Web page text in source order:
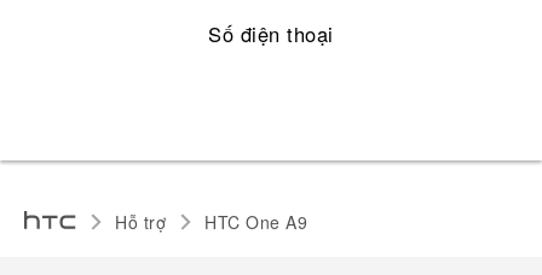
Số điện thoại
Hỗ trợ HTC One A9‎